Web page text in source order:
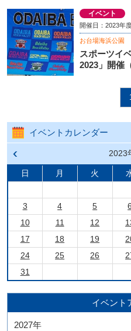
イベント
開催日：2023年
お台場海浜公園
スポーツイ
2023」開催
イベントカレンダー
前の
戻る
2023
日 月 火
3
4 5 6
10
11 12
17
18 19
24
25 26
31
イベント
2027年